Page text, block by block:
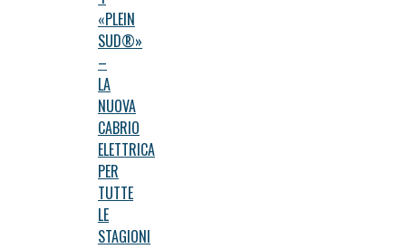
«PLEIN
SUD®»
–
LA
NUOVA
CABRIO
ELETTRICA
PER
TUTTE
LE
STAGIONI